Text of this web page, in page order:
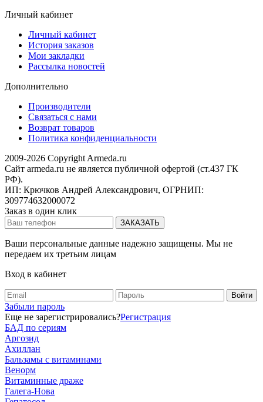
Личный кабинет
Личный кабинет
История заказов
Мои закладки
Рассылка новостей
Дополнительно
Производители
Связаться с нами
Возврат товаров
Политика конфиденциальности
2009-2026 Copyright Armeda.ru
Сайт armeda.ru не является публичной офертой (ст.437 ГК
РФ).
ИП: Крючков Андрей Александрович, ОГРНИП:
309774632000072
Заказ в один клик
Ваши персональные данные надежно защищены. Мы не
передаем их третьим лицам
Вход в кабинет
Забыли пароль
Еще не зарегистрировались?Регистрация
БАД по сериям
Аргозид
Ахиллан
Бальзамы с витаминами
Венорм
Витаминные драже
Галега-Нова